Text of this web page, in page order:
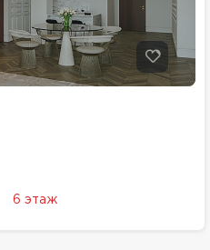
6 этаж